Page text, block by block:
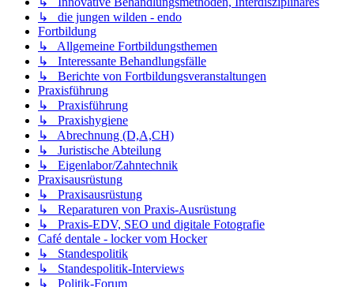
↳ die jungen wilden - endo
Fortbildung
↳ Allgemeine Fortbildungsthemen
↳ Interessante Behandlungsfälle
↳ Berichte von Fortbildungsveranstaltungen
Praxisführung
↳ Praxisführung
↳ Praxishygiene
↳ Abrechnung (D,A,CH)
↳ Juristische Abteilung
↳ Eigenlabor/Zahntechnik
Praxisausrüstung
↳ Praxisausrüstung
↳ Reparaturen von Praxis-Ausrüstung
↳ Praxis-EDV, SEO und digitale Fotografie
Café dentale - locker vom Hocker
↳ Standespolitik
↳ Standespolitik-Interviews
↳ Politik-Forum